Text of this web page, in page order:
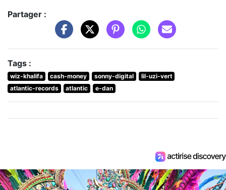
Partager :
Tags :
wiz-khalifa cash-money sonny-digital
lil-uzi-vert
atlantic-records
atlantic e-dan